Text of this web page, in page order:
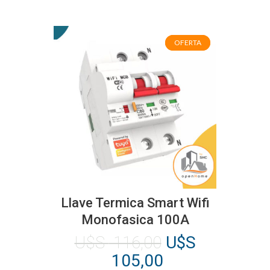
OFERTA
OFERTA
Llave Termica Smart Wifi
Monofasica 100A
U$S116,00 El
U$S
105,00El